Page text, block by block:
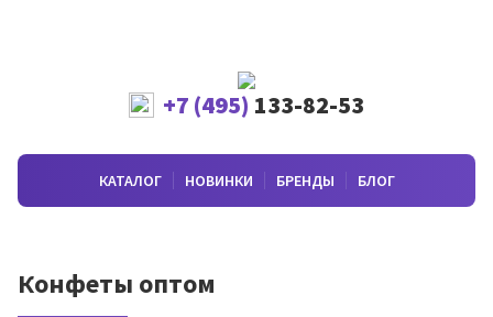
+7 (495) 133-82-53
КАТАЛОГ НОВИНКИ БРЕНДЫ БЛОГ
Конфеты оптом